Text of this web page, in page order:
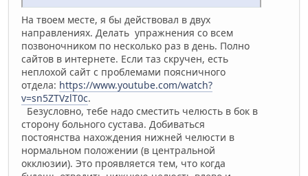
На твоем месте, я бы действовал в двух
направлениях. Делать упражнения со всем
позвоночником по несколько раз в день. Полно
сайтов в интернете. Если таз скручен, есть
неплохой сайт с проблемами поясничного
отдела: https://www.youtube.com/watch?
v=sn5ZTVzlT0c.
Безусловно, тебе надо сместить челюсть в бок в
сторону больного сустава. Добиваться
постоянства нахождения нижней челюсти в
нормальном положении (в центральной
окклюзии). Это проявляется тем, что когда